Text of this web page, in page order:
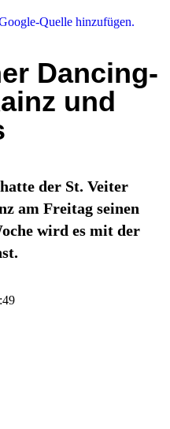
Quelle hinzufügen.
Dancing-
und
der St. Veiter
am Freitag seinen
wird es mit der